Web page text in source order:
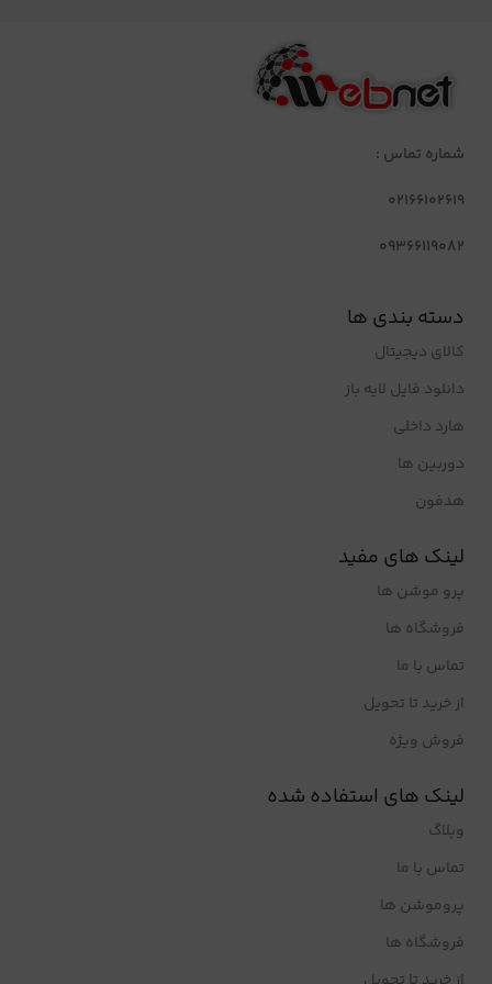
شماره تماس :
02166102619
09366119082
دسته بندی ها
کالای دیجیتال
دانلود فایل لایه باز
هارد داخلی
دوربین ها
هدفون
لینک های مفید
پرو موشن ها
فروشگاه ها
تماس با ما
از خرید تا تحویل
فروش ویژه
لینک های استفاده شده
وبلاگ
تماس با ما
پروموشن ها
فروشگاه ها